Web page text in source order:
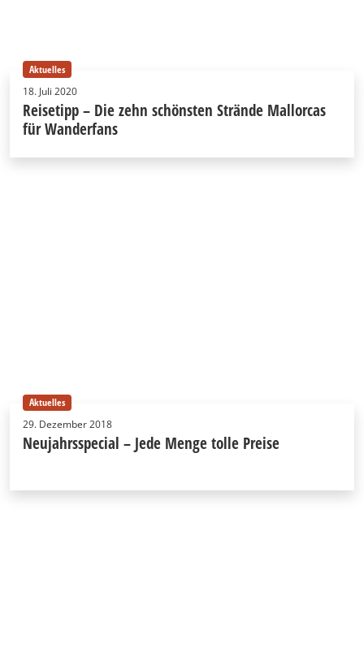
Aktuelles
18. Juli 2020
Reisetipp – Die zehn schönsten Strände Mallorcas
für Wanderfans
Aktuelles
29. Dezember 2018
Neujahrsspecial – Jede Menge tolle Preise